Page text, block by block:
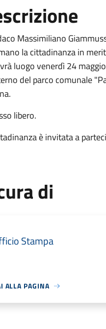
Massimiliano
la cittadinanza in
luogo venerdì 24
del parco comunale
libero.
è invitata a
di
Stampa
ALLA PAGINA